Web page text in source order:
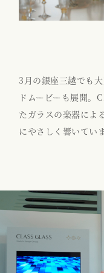
3月の銀座三越でも
ドムービーも展開。
たガラスの楽器によ
にやさしく響いてい